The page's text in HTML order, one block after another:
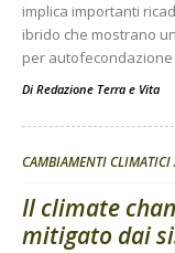
implica importanti
ibrido che mostrano
per autofecondazione
Di Redazione Terra e Vita
CAMBIAMENTI CLIMATICI
Il climate
mitigato dai